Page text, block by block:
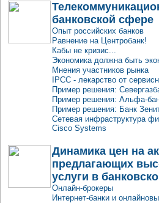
банковской сфере
Опыт российских банков
Равнение на Центробанк!
Кабы не кризис...
Экономика должна быть
Мнения участников рынка
IPCC - лекарство от
Пример решения:
Пример решения: Альфа-
Пример решения: Банк
Сетевая инфраструктура
Cisco Systems
Динамика цен на
предлагающих
услуги в
Онлайн-брокеры
Интернет-банки и